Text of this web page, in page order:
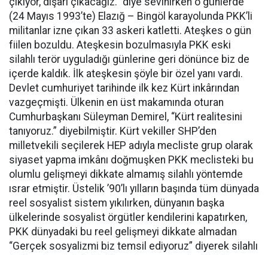
(24 Mayıs 1993’te) Elazığ – Bingöl karayolunda PKK’li
militanlar izne çıkan 33 askeri katletti. Ateşkes o gün
fiilen bozuldu. Ateşkesin bozulmasıyla PKK eski
silahlı terör uyguladığı günlerine geri dönünce biz de
içerde kaldık. İlk ateşkesin şöyle bir özel yanı vardı.
Devlet cumhuriyet tarihinde ilk kez Kürt inkârından
vazgeçmişti. Ülkenin en üst makamında oturan
Cumhurbaşkanı Süleyman Demirel, “Kürt realitesini
tanıyoruz.” diyebilmiştir. Kürt vekiller SHP’den
milletvekili seçilerek HEP adıyla mecliste grup olarak
siyaset yapma imkânı doğmuşken PKK meclisteki bu
olumlu gelişmeyi dikkate almamış silahlı yöntemde
ısrar etmiştir. Üstelik ’90’lı yılların başında tüm dünyada
reel sosyalist sistem yıkılırken, dünyanın başka
ülkelerinde sosyalist örgütler kendilerini kapatırken,
PKK dünyadaki bu reel gelişmeyi dikkate almadan
“Gerçek sosyalizmi biz temsil ediyoruz” diyerek silahlı